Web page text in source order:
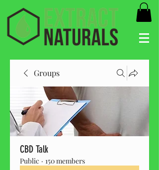
Groups
CBD Talk
Public · 150 members